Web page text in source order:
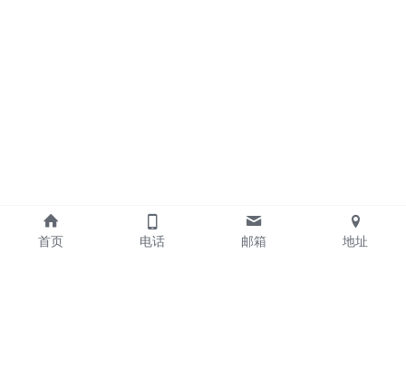
首页 电话 邮箱 地址